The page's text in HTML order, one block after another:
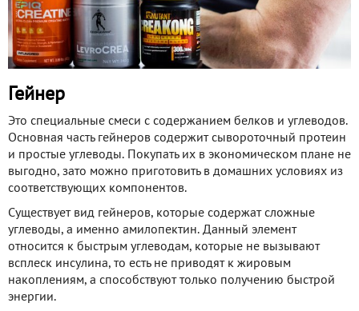
Гейнер
Это специальные смеси с содержанием белков и углеводов.
Основная часть гейнеров содержит сывороточный протеин
и простые углеводы. Покупать их в экономическом плане не
выгодно, зато можно приготовить в домашних условиях из
соответствующих компонентов.
Существует вид гейнеров, которые содержат сложные
углеводы, а именно амилопектин. Данный элемент
относится к быстрым углеводам, которые не вызывают
всплеск инсулина, то есть не приводят к жировым
накоплениям, а способствуют только получению быстрой
энергии.